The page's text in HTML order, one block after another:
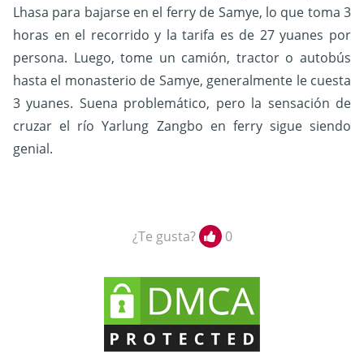
Lhasa para bajarse en el ferry de Samye, lo que toma 3
horas en el recorrido y la tarifa es de 27 yuanes por
persona. Luego, tome un camión, tractor o autobús
hasta el monasterio de Samye, generalmente le cuesta
3 yuanes. Suena problemático, pero la sensación de
cruzar el río Yarlung Zangbo en ferry sigue siendo
genial.
¿Te gusta? 0